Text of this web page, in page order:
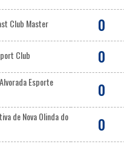
Club Master
0
Club
0
Esporte
0
de Nova Olinda do
0